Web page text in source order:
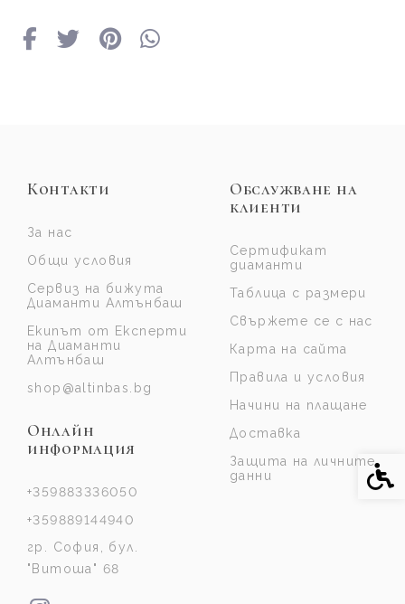
Контакти
За нас
Общи условия
Сервиз на бижута
Диаманти Алтънбаш
Екипът от Експерти
на Диаманти
Алтънбаш
shop@altinbas.bg
Онлайн
информация
+359883336050
+359889144940
гр. София, бул.
"Витоша" 68
Обслужване на
клиенти
Сертификат
диаманти
Таблица с размери
Свържете се с нас
Карта на сайта
Правила и условия
Начини на плащане
Доставка
Защита на личните
данни